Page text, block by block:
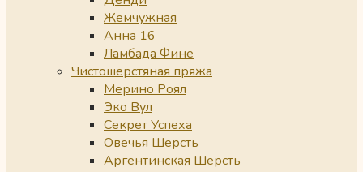
Жемчужная
Анна 16
Ламбада Фине
Чистошерстяная пряжа
Мерино Роял
Эко Вул
Секрет Успеха
Овечья Шерсть
Аргентинская Шерсть